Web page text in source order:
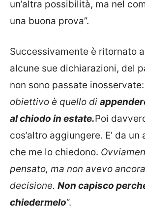
un’altra possibilità, ma nel
una buona prova”.
Successivamente è ritornato
alcune sue dichiarazioni, del
non sono passate inosservate:
obiettivo è quello di
al chiodo in estate.Poi
cos’altro aggiungere. E’ da un
che me lo chiedono.
pensato, ma non avevo
decisione. Non capisco
chiedermelo“.